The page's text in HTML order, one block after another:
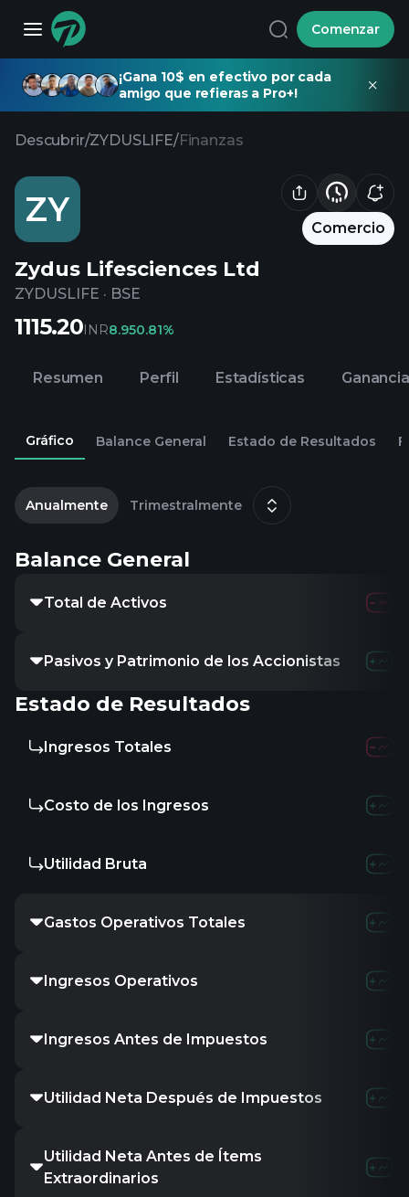
Comenzar
¡Gana 10$ en efectivo por cada
amigo que refieras a Pro+!
Descubrir/ZYDUSLIFE/Finanzas
ZY Comercio
Zydus Lifesciences Ltd
ZYDUSLIFE · BSE
1115.20INR8.950.81%
Resumen Perfil Estadísticas
Gráfico Balance General Estado de Resultados
Anualmente Trimestralmente
Balance General
Total de Activos
Pasivos y Patrimonio de los Accionistas
Estado de Resultados
Ingresos Totales
Costo de los Ingresos
Utilidad Bruta
Gastos Operativos Totales
Ingresos Operativos
Ingresos Antes de Impuestos
Utilidad Neta Después de Impuestos
Utilidad Neta Antes de Ítems
Extraordinarios